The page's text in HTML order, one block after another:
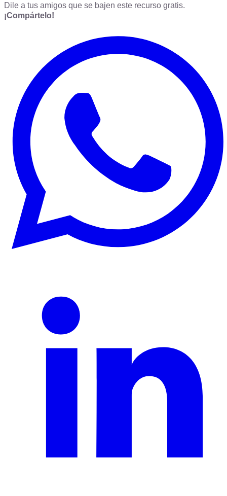
Dile a tus amigos que se bajen este recurso gratis.
¡Compártelo!